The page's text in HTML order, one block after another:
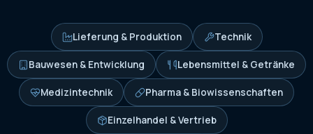
Lieferung & Produktion Technik
Bauwesen & Entwicklung Lebensmittel & Getränke
Medizintechnik Pharma & Biowissenschaften
Einzelhandel & Vertrieb